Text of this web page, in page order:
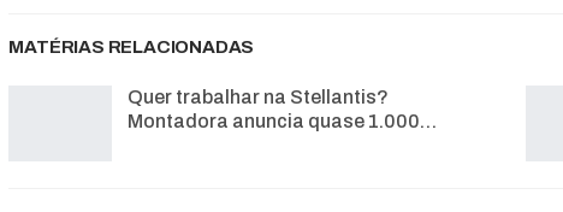
MATÉRIAS RELACIONADAS
Quer trabalhar na Stellantis?
Montadora anuncia quase 1.000…